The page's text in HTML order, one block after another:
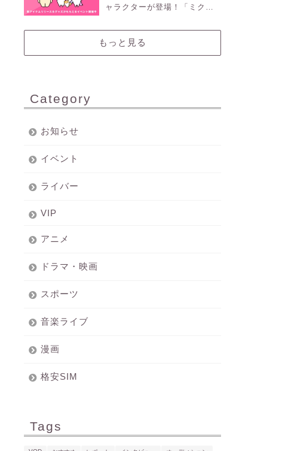
ャラクターが登場！「ミクチ
もっと見る
Category
お知らせ
イベント
ライバー
VIP
アニメ
ドラマ・映画
スポーツ
音楽ライブ
漫画
格安SIM
Tags